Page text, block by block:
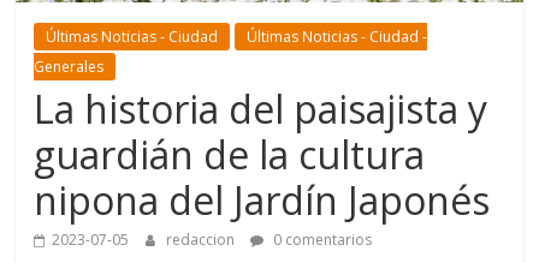
Últimas Noticias - Ciudad
Últimas Noticias - Ciudad -
Generales
La historia del paisajista y
guardián de la cultura
nipona del Jardín Japonés
2023-07-05 redaccion 0 comentarios